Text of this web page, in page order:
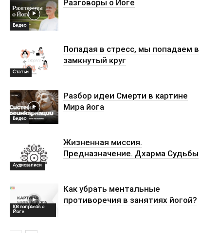
Видео
Разговоры о Йоге
Статьи
Попадая в стресс, мы попадаем в
замкнутый круг
Видео
Разбор идеи Смерти в картине
Мира йога
Аудиозаписи
Жизненная миссия.
Предназначение. Дхарма Судьбы
108 вопросов о
Йоге
Как убрать ментальные
противоречия в занятиях йогой?